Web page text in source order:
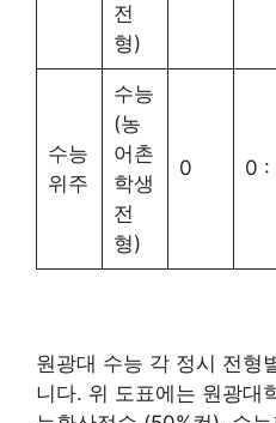
전
형)
수능
위주
수능
(농
어촌
학생
전
형)
0 0 :
원광대 수능 각 정시 전형
니다. 위 도표에는 원광대